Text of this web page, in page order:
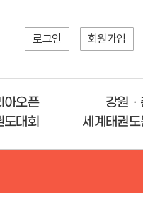
로그인 회원가입
아오픈
도대회
강원
세계태권도